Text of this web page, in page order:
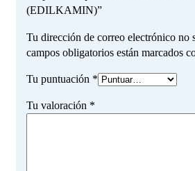
(EDILKAMIN)”
Tu dirección de correo electrónico no
campos obligatorios están marcados
Tu puntuación *
Tu valoración *